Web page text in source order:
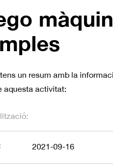
un resum amb la
aquesta activitat:
2021-09-16